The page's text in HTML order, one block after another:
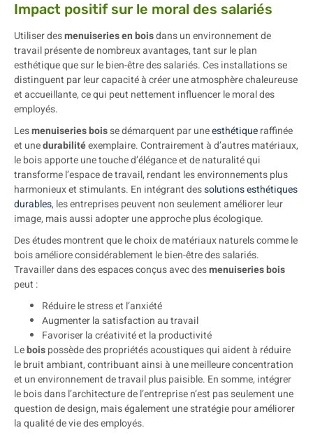
Impact positif sur le moral des salariés
Utiliser desmenuiseries en boisdans un environnement de
travail présente de nombreux avantages, tant sur le plan
esthétique que sur le bien-être des salariés. Ces installations se
distinguent par leur capacité à créer une atmosphère chaleureuse
et accueillante, ce qui peut nettement influencer le moral des
employés.
Lesmenuiseries boisse démarquent par uneesthétiqueraffinée
et unedurabilitéexemplaire. Contrairement à d’autres matériaux,
le bois apporte une touche d’élégance et de naturalité qui
transforme l’espace de travail, rendant les environnements plus
harmonieux et stimulants. En intégrant dessolutions esthétiques
durables, les entreprises peuvent non seulement améliorer leur
image, mais aussi adopter une approche plus écologique.
Des études montrent que le choix de matériaux naturels comme le
bois améliore considérablement le bien-être des salariés.
Travailler dans des espaces conçus avec desmenuiseries bois
peut :
Réduire le stress et l’anxiété
Augmenter la satisfaction au travail
Favoriser la créativité et la productivité
Leboispossède des propriétés acoustiques qui aident à réduire
le bruit ambiant, contribuant ainsi à une meilleure concentration
et un environnement de travail plus paisible. En somme, intégrer
le bois dans l’architecture de l’entreprise n’est pas seulement une
question de design, mais également une stratégie pour améliorer
la qualité de vie des employés.